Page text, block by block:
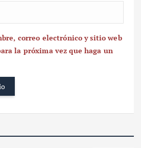
correo electrónico y sitio web
la próxima vez que haga un